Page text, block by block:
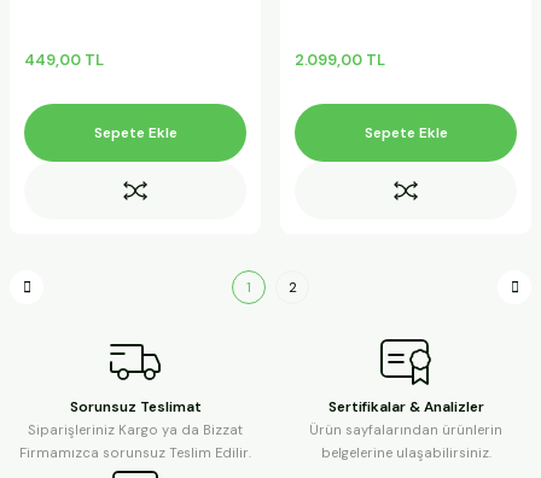
449,00 TL
Sepete Ekle
2.099,00 TL
Sepete Ekle
1 2
Sorunsuz Teslimat
Siparişleriniz Kargo ya da Bizzat
Firmamızca sorunsuz Teslim Edilir.
Sertifikalar & Analizler
Ürün sayfalarından ürünlerin
belgelerine ulaşabilirsiniz.